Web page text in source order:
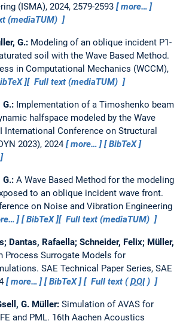
(ISMA), 2024, 2579-2593
more…
(mediaTUM)
G.: Modeling of an oblique incident P1-
soil with the Wave Based Method.
in Computational Mechanics (WCCM),
Full text (mediaTUM)
G.: Implementation of a Timoshenko beam
halfspace modeled by the Wave
International Conference on Structural
2023), 2024
more…
BibTeX
G.: A Wave Based Method for the modeling
to an oblique incident wave front.
on Noise and Vibration Engineering
BibTeX Full text (mediaTUM)
Dantas, Rafaella; Schneider, Felix; Müller,
Process Surrogate Models for
SAE Technical Paper Series, SAE
more… BibTeX Full text (DOI)
G. Müller: Simulation of AVAS for
and PML. 16th Aachen Acoustics